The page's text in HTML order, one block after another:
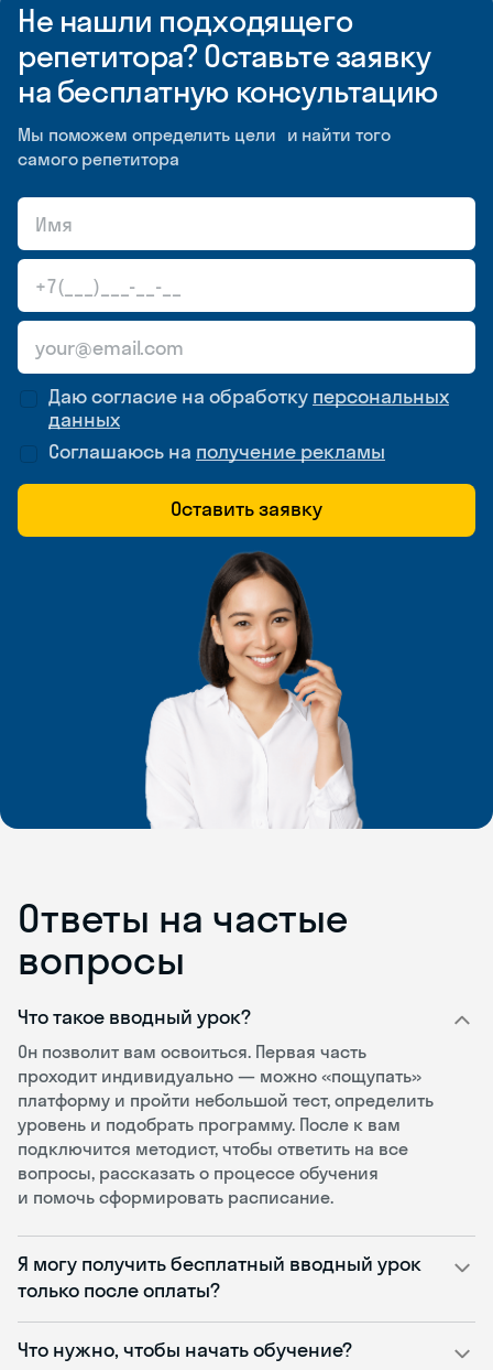
Не нашли подходящего
репетитора? Оставьте заявку
на бесплатную консультацию
Мы поможем определить цели и найти того
самого репетитора
Даю согласие на обработку персональных
данных
Соглашаюсь на получение рекламы
Оставить заявку
Ответы на частые
вопросы
Что такое вводный урок?
Он позволит вам освоиться. Первая часть
проходит индивидуально — можно «пощупать»
платформу и пройти небольшой тест, определить
уровень и подобрать программу. После к вам
подключится методист, чтобы ответить на все
вопросы, рассказать о процессе обучения
и помочь сформировать расписание.
Я могу получить бесплатный вводный урок
только после оплаты?
Что нужно, чтобы начать обучение?